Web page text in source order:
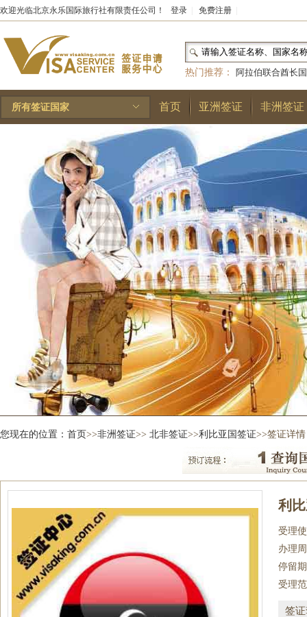
欢迎光临北京永乐国际旅行社有限责任公司！ 登录 免费注册
热门推荐：
阿拉伯联合酋长国
和国|布基纳法索|巴勒斯坦
林王国|安道尔公国|
所有签证国家 首页 亚洲签证 非洲签证
您现在的位置： 首页>>非洲签证>> 北非签证>>利比亚国签证>>签证详情
利
受理
办理
停留
受理
签